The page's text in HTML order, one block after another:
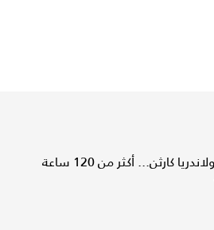
فستان أولاندريا كارثن... أكثر من 120 ساعة